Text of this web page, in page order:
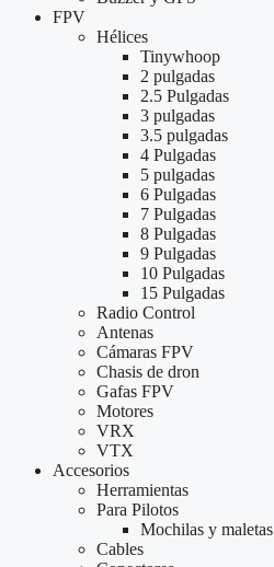
FPV
Hélices
Tinywhoop
2 pulgadas
2.5 Pulgadas
3 pulgadas
3.5 pulgadas
4 Pulgadas
5 pulgadas
6 Pulgadas
7 Pulgadas
8 Pulgadas
9 Pulgadas
10 Pulgadas
15 Pulgadas
Radio Control
Antenas
Cámaras FPV
Chasis de dron
Gafas FPV
Motores
VRX
VTX
Accesorios
Herramientas
Para Pilotos
Mochilas y maletas
Cables